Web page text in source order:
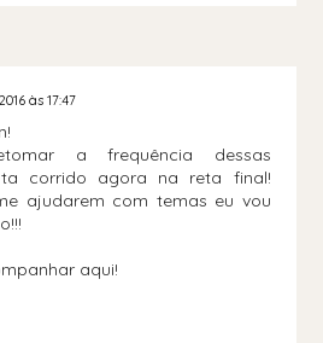
às 17:47
a frequência dessas
corrido agora na reta final!
ajudarem com temas eu vou
aqui!